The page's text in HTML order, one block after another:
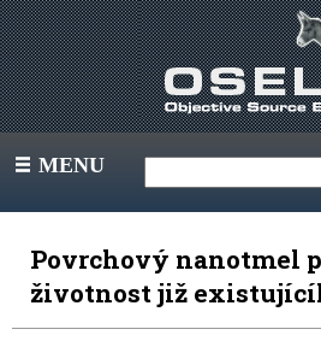
III MENU
Povrchový nanotmel
životnost již